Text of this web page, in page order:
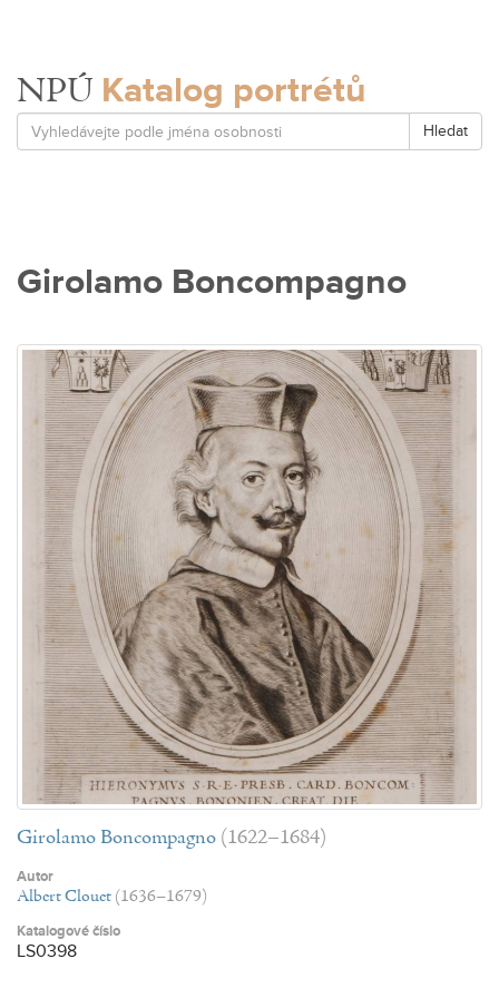
NPÚ Katalog portrétů
Hledat
Girolamo Boncompagno
Girolamo Boncompagno (1622–1684)
Autor
Albert Clouet (1636–1679)
Katalogové číslo
LS0398